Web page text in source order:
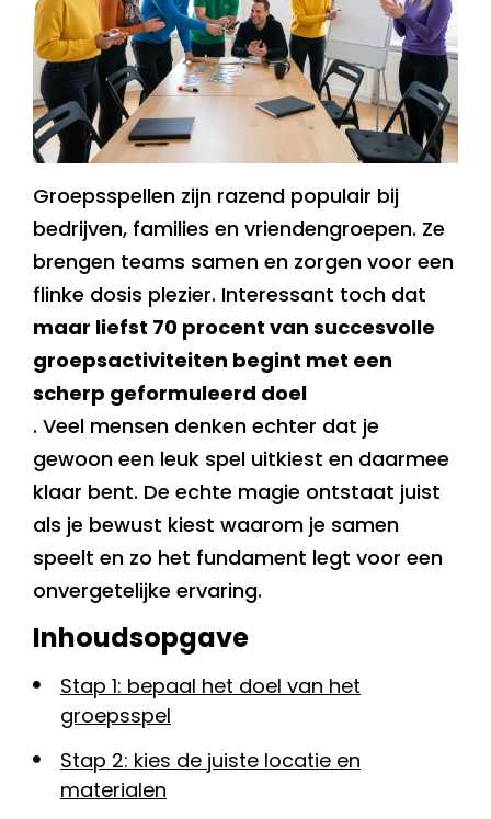
Groepsspellen zijn razend populair bij
bedrijven, families en vriendengroepen. Ze
brengen teams samen en zorgen voor een
flinke dosis plezier. Interessant toch dat
maar liefst 70 procent van succesvolle
groepsactiviteiten begint met een
scherp geformuleerd doel
. Veel mensen denken echter dat je
gewoon een leuk spel uitkiest en daarmee
klaar bent. De echte magie ontstaat juist
als je bewust kiest waarom je samen
speelt en zo het fundament legt voor een
onvergetelijke ervaring.
Inhoudsopgave
Stap 1: bepaal het doel van het
groepsspel
Stap 2: kies de juiste locatie en
materialen